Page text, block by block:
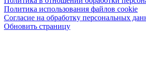
Политика использования файлов cookie
Согласие на обработку персональных
Обновить страницу